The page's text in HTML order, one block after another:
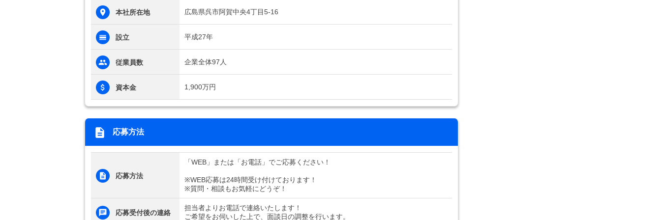
本社所在地 広島県呉市阿賀中央4丁目5-16
設立 平成27年
従業員数 企業全体97人
資本金 1,900万円
応募方法
応募方法
「WEB」または「お電話」でご応募ください！
※WEB応募は24時間受け付けております！
※質問・相談もお気軽にどうぞ！
応募受付後の連絡
担当者よりお電話で連絡いたします！
ご希望をお伺いした上で、面談日の調整を行います。